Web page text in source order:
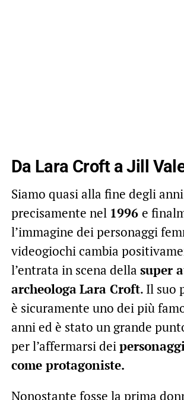
Da Lara Croft a Jill
Siamo quasi alla fine degli anni
precisamente nel 1996 e
l’immagine dei personaggi
videogiochi cambia
l’entrata in scena della super
archeologaLara Croft. Il suo
è sicuramente uno dei più
anni ed è stato un grande
per l’affermarsi dei
come protagoniste.
Nonostante fosse la prima